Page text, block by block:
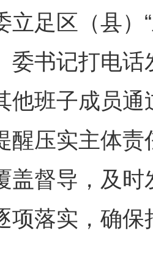
立足区（县）
委书记打电
他班子成员
醒压实主体
盖督导，及
项落实，确